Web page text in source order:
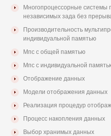
Многопроцессорные системы
независимых зада без
Производительность
индивидуальной памятью
Мпс с общей памятью
Мпс с индивидуальной
Отображение данных
Модели отображения данных
Реализация процедур
Процесс накопления данных
Выбор хранимых данных